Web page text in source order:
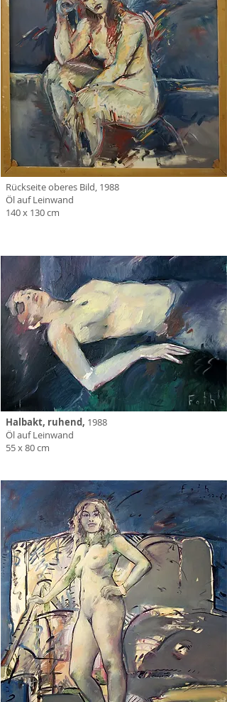
Rückseite oberes Bild, 1988
Öl auf Leinwand
140 x 130 cm
Halbakt, ruhend, 1988
Öl auf Leinwand
55 x 80 cm